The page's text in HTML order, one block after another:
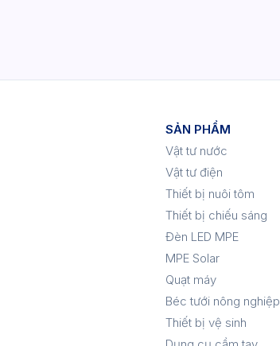
SẢN PHẨM
Vật tư nước
Vật tư điện
Thiết bị nuôi tôm
Thiết bị chiếu sáng
Đèn LED MPE
MPE Solar
Quạt máy
Béc tưới nông nghiệp
Thiết bị vệ sinh